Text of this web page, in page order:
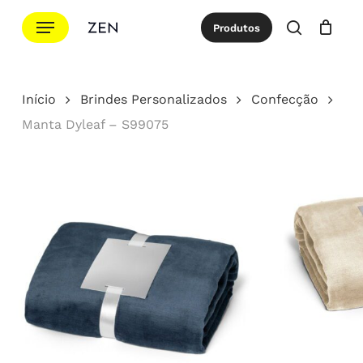
para
principal
Menu Produtos
procurar
Cotação Close
Início Brindes Personalizados
Confecção
Manta Dyleaf – S99075